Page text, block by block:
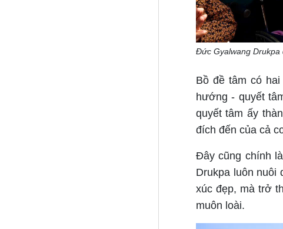
Đức Gyalwang Drukpa
Bồ đề tâm có
hướng - quyết
quyết tâm ấy
đích đến của cả
Đây cũng chính
Drukpa luôn
xúc đẹp, mà trở
muôn loài.